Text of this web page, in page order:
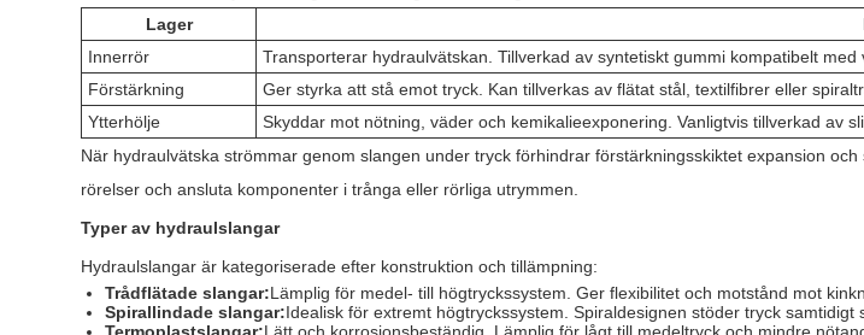
Lager
Innerrör
Transporterar hydraulvätskan. Tillverkad av syntetiskt gummi kompatibelt med
Förstärkning
Ger styrka att stå emot tryck. Kan tillverkas av flätat stål, textilfibrer eller
Ytterhölje
Skyddar mot nötning, väder och kemikalieexponering. Vanligtvis tillverkad av
När hydraulvätska strömmar genom slangen under tryck förhindrar förstärkningsskiktet expansion
rörelser och ansluta komponenter i trånga eller rörliga utrymmen.
Typer av hydraulslangar
Hydraulslangar är kategoriserade efter konstruktion och tillämpning:
Trådflätade slangar:Lämplig för medel- till högtryckssystem. Ger flexibilitet och motstånd mot
Spirallindade slangar:Idealisk för extremt högtryckssystem. Spiraldesignen stöder tryck samtidigt